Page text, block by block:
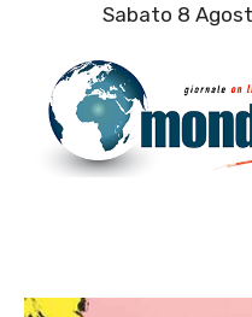
contenuto
Sabato 8